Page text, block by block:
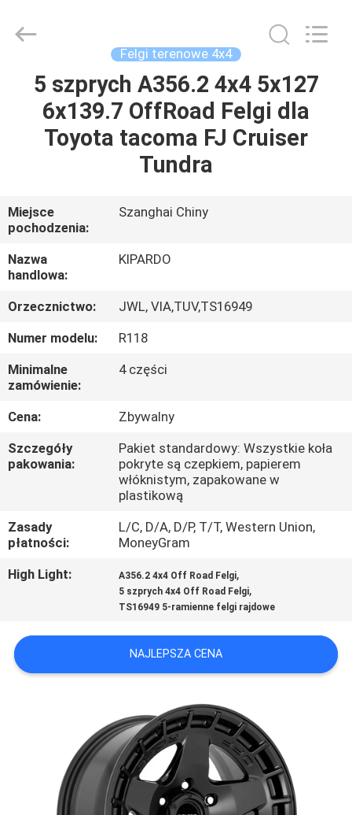
DOM
PRODUKTY
NAS
WYCIECZKA
PO
FABRYCE
KONTROLA
JAKOŚCI
SKONTAKTUJ
SIĘ
NAMI
POPROSIĆ
SITEMAP
POLICY
Industry
Co.,Ltd.
Felgi terenowe 4x4
5 szprych A356.2 4x4 5x127
6x139.7 OffRoad Felgi dla
Toyota tacoma FJ Cruiser
Tundra
Miejsce
pochodzenia:
Szanghai Chiny
Nazwa
handlowa:
KIPARDO
Orzecznictwo:
JWL, VIA,TUV,TS16949
Numer modelu:
R118
Minimalne
zamówienie:
4 części
Cena:
Zbywalny
Szczegóły
pakowania:
Pakiet standardowy: Wszystkie koła
pokryte są czepkiem, papierem
włóknistym, zapakowane w
plastikową
Zasady
płatności:
L/C, D/A, D/P, T/T, Western Union,
MoneyGram
High Light:
A356.2 4x4 Off Road Felgi,
5 szprych 4x4 Off Road Felgi,
TS16949 5-ramienne felgi rajdowe
NAJLEPSZA CENA